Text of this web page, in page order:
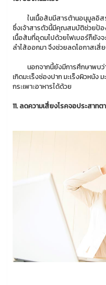
ในเนื้อส้มมีสารต้านอนุมูลอิสร
ซึ่งเจ้าสารตัวนี้มีคุณสมบัติช่วยป้อ
เนื้อส้มที่อุดมไปด้วยไฟเบอร์ก็ยัง
ลำไส้ออกมา จึงช่วยลดโอกาสเสี่
นอกจากนี้ยังมีการศึกษาพบ
เกิดมะเร็งช่องปาก มะเร็งผิวหนัง
กระเพาะอาหารได้ด้วย
11. ลดความเสี่ยงโรคจอประสาทต